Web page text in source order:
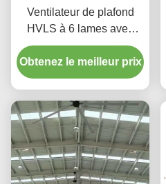
Ventilateur de plafond
HVLS à 6 lames avec
moteur de refroidissement
Obtenez le meilleur prix